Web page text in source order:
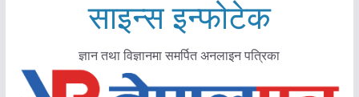
साइन्स इन्फोटेक
ज्ञान तथा विज्ञानमा समर्पित अनलाइन पत्रिका